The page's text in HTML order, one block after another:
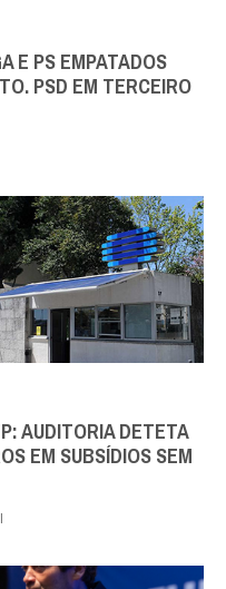
E PS EMPATADOS
PSD EM TERCEIRO
AUDITORIA DETETA
EM SUBSÍDIOS SEM